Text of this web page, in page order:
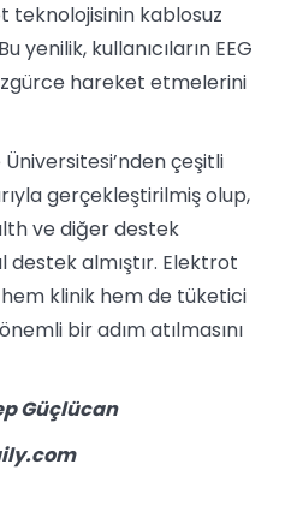
teknolojisinin kablosuz
yenilik, kullanıcıların EEG
hareket etmelerini
çeşitli
gerçekleştirilmiş olup,
ve diğer destek
almıştır. Elektrot
klinik hem de tüketici
bir adım atılmasını
Güçlücan